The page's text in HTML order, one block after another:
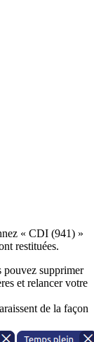
« CDI (941) »
restituées.
pouvez supprimer
et relancer votre
de la façon